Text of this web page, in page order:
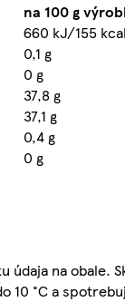
na 100 g
660 kJ/155 kcal
0,1 g
0 g
37,8 g
37,1 g
0,4 g
0 g
na
10 °C a